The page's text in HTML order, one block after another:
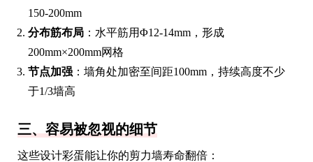
150-200mm
分布筋布局 ：水平筋用Φ12-14mm，形成
200mm×200mm网格
节点加强 ：墙角处加密至间距100mm，持续高度不少
于1/3墙高
三、容易被忽视的细节
这些设计彩蛋能让你的剪力墙寿命翻倍：